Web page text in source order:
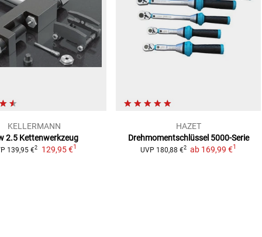
KELLERMANN
2.5 Kettenwerkzeug
139,95 €2 129,95 €1
HAZET
Drehmomentschlüssel 5000-Serie
UVP 180,88 €2 ab 169,99 €1